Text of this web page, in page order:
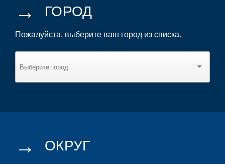
→ ГОРОД
Пожалуйста, выберите ваш город из списка.
→ ОКРУГ